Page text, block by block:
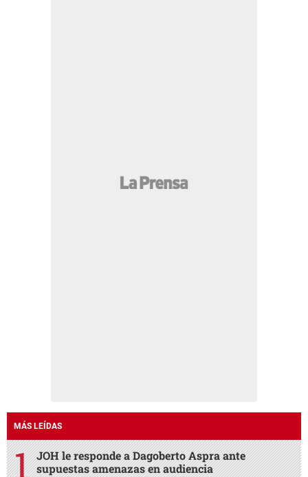
MÁS LEÍDAS
JOH le responde a Dagoberto Aspra ante
supuestas amenazas en audiencia